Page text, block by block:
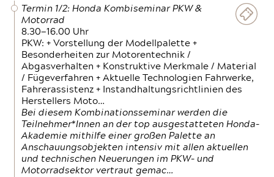
Termin 1/2: Honda Kombiseminar PKW &
Motorrad
8.30—16.00 Uhr
PKW: + Vorstellung der Modellpalette +
Besonderheiten zur Motorentechnik /
Abgasverhalten + Konstruktive Merkmale / Material
/ Fügeverfahren + Aktuelle Technologien Fahrwerke,
Fahrerassistenz + Instandhaltungsrichtlinien des
Herstellers Moto…
Bei diesem Kombinationsseminar werden die
Teilnehmer*Innen an der top ausgestatteten Honda-
Akademie mithilfe einer großen Palette an
Anschauungsobjekten intensiv mit allen aktuellen
und technischen Neuerungen im PKW- und
Motorradsektor vertraut gemac…